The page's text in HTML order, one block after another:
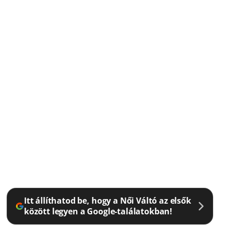
Itt állíthatod be, hogy a Női Váltó az elsők
között legyen a Google-találatokban!